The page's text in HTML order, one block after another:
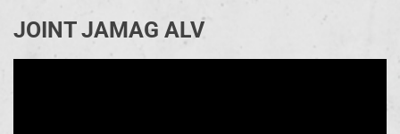
JOINT JAMAG ALV